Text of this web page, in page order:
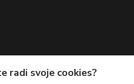
radi svoje cookies?